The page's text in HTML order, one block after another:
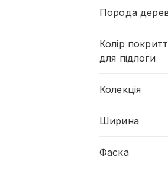
Порода
Колір
для підлоги
Колекція
Ширина
Фаска